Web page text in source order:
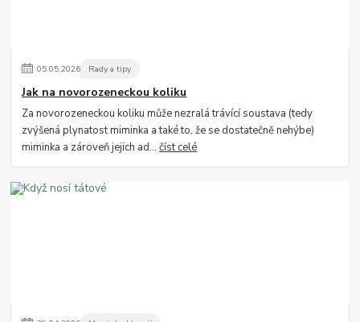
05.05.2026 Rady a tipy
Jak na novorozeneckou koliku
Za novorozeneckou koliku může nezralá trávící soustava (tedy
zvýšená plynatost miminka a také to, že se dostatečně nehýbe)
miminka a zároveň jejich ad...číst celé